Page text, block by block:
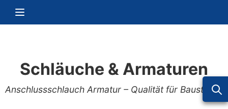
Navigation umschalten
Schläuche & Armaturen
Anschlussschlauch Armatur – Qualität für Baustellen